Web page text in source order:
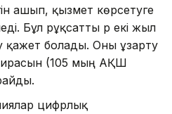
ашып, қызмет көрсетуге
Бұл рұқсатты әр екі жыл
болады. Оны ұзарту
(105 мың АҚШ
цифрлық